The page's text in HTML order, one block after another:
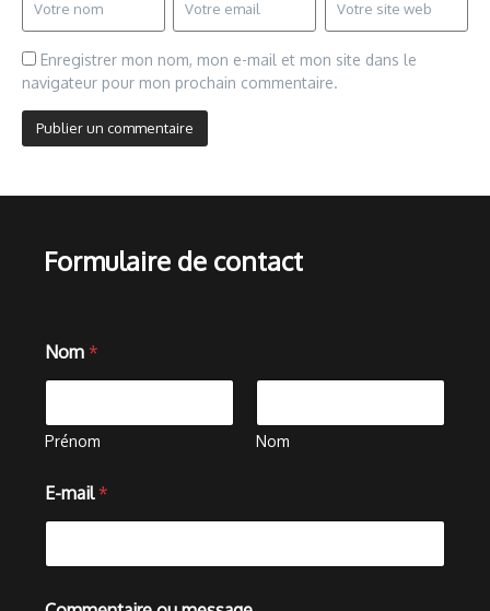
Enregistrer mon nom, mon e-mail et mon site dans le
navigateur pour mon prochain commentaire.
Formulaire de contact
Nom *
Prénom Nom
E-mail *